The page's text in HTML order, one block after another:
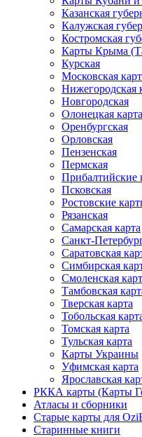
Казанская
Калужская
Костромская
Карты Крыма
Курская
Московская
Нижегородская
Новгородская
Олонецкая
Оренбургская
Орловская
Пензенская
Пермская
Прибалтийские
Псковская
Ростовские
Рязанская
Самарская карта
Санкт-
Саратовская
Симбирская
Смоленская
Тамбовская
Тверская карта
Тобольская
Томская карта
Тульская карта
Карты Украины
Уфимская карта
Ярославская
РККА карты (Карты
Атласы и сборники
Старые карты для
Старинные книги